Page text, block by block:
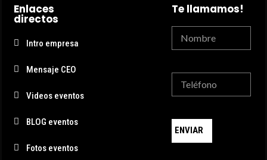
Enlaces
directos
Intro empresa
Mensaje CEO
Videos eventos
BLOG eventos
Fotos eventos
Te llamamos!
ENVIAR